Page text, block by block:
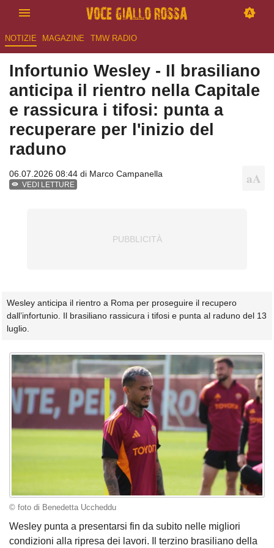
NOTIZIE MAGAZINE TMW RADIO
Infortunio Wesley - Il brasiliano
anticipa il rientro nella Capitale
e rassicura i tifosi: punta a
recuperare per l'inizio del
raduno
06.07.2026 08:44 di Marco Campanella
VEDI LETTURE
Wesley anticipa il rientro a Roma per proseguire il recupero
dall’infortunio. Il brasiliano rassicura i tifosi e punta al raduno del 13
luglio.
© foto di Benedetta Uccheddu
Wesley punta a presentarsi fin da subito nelle migliori
condizioni alla ripresa dei lavori. Il terzino brasiliano della